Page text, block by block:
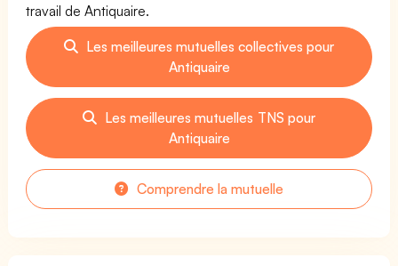
travail de Antiquaire.
Les meilleures mutuelles collectives pour
Antiquaire
Les meilleures mutuelles TNS pour
Antiquaire
Comprendre la mutuelle